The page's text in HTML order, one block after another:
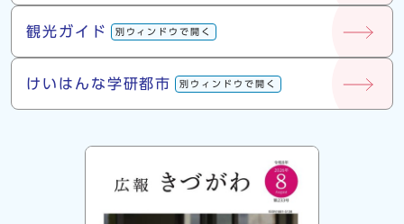
観光ガイド 別ウィンドウで開く
けいはんな学研都市 別ウィンドウで開く